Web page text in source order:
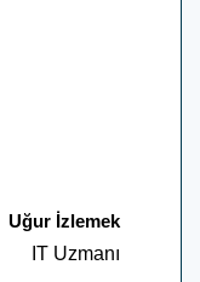
Uğur İzlemek
IT Uzmanı